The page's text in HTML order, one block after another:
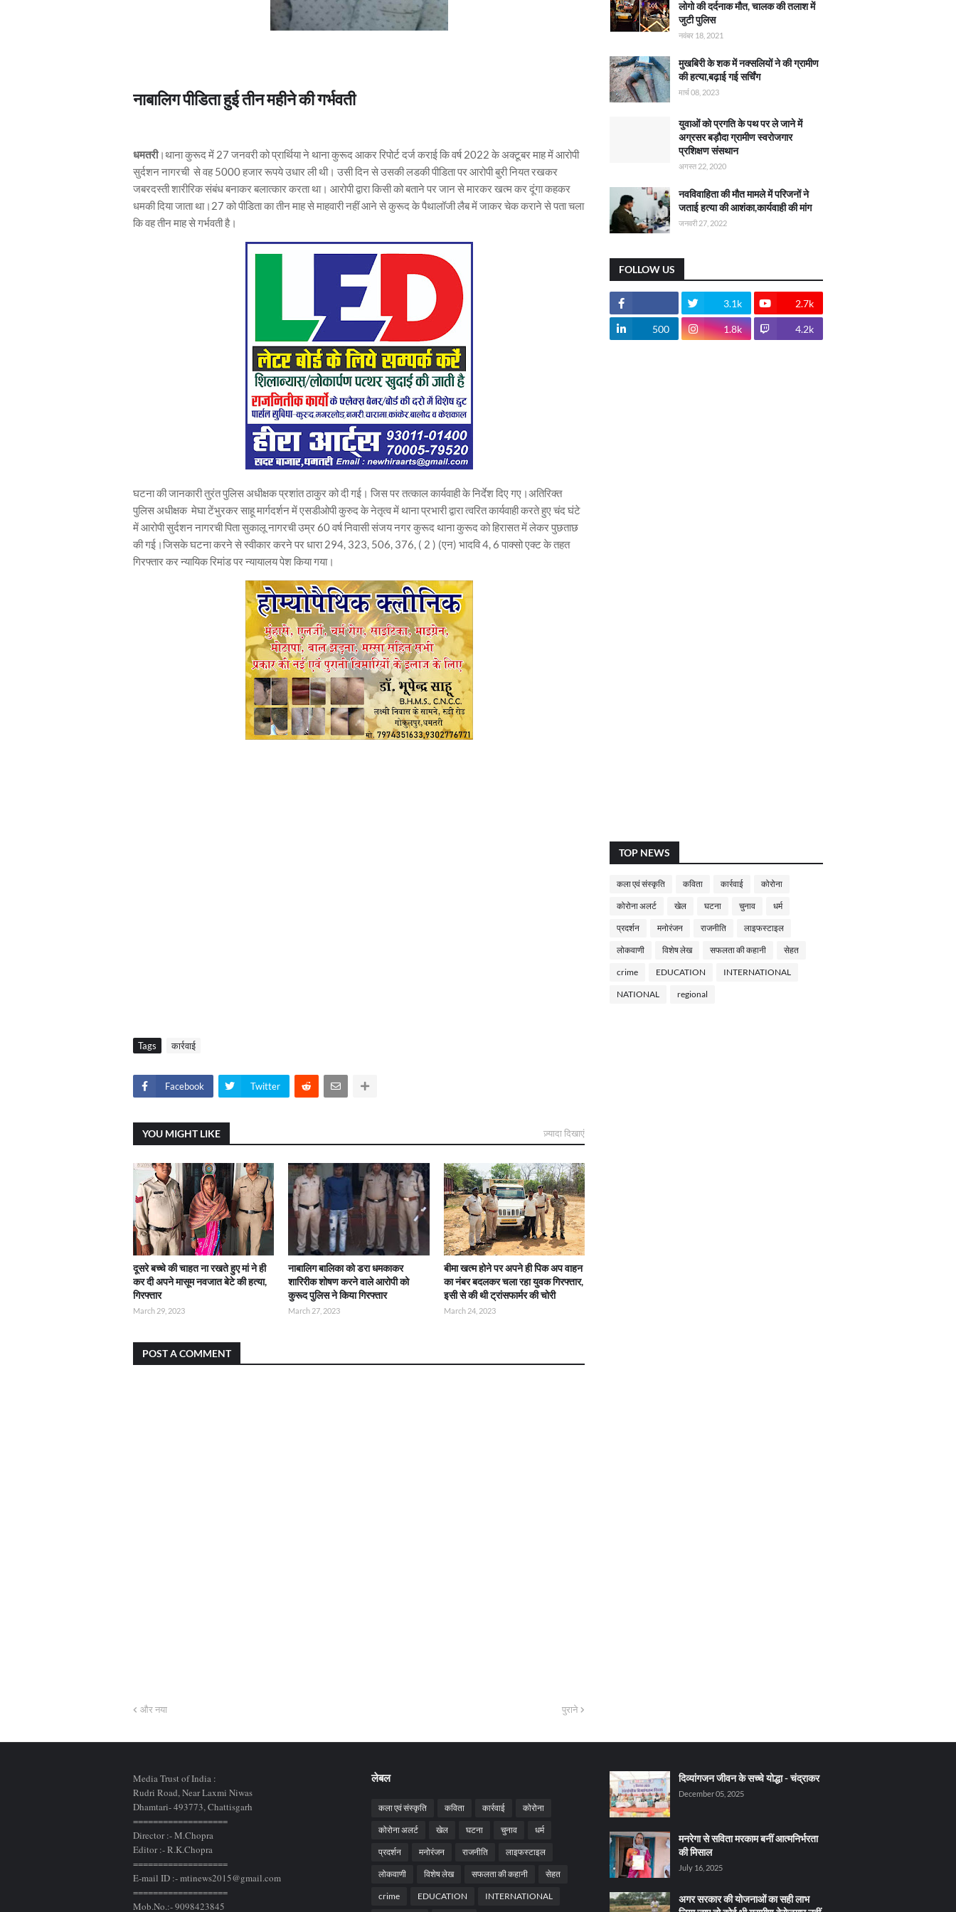
नाबालिग पीडिता हुई तीन महीने की गर्भवती
धमतरी।थाना कुरूद में 27 जनवरी को प्रार्थिया ने थाना कुरूद आकर रिपोर्ट दर्ज कराई कि वर्ष 2022 के अक्टूबर माह में आरोपी
सुर्दशन नागरची से वह 5000 हजार रूपये उधार ली थी। उसी दिन से उसकी लडकी पीडिता पर आरोपी बुरी नियत रखकर
जबरदस्ती शारीरिक संबंध बनाकर बलात्कार करता था। आरोपी द्वारा किसी को बताने पर जान से मारकर खत्म कर दूंगा कहकर
धमकी दिया जाता था।27 को पीडिता का तीन माह से माहवारी नहीं आने से कुरूद के पैथालॉजी लैब में जाकर चेक कराने से पता चला
कि वह तीन माह से गर्भवती है।
घटना की जानकारी तुरंत पुलिस अधीक्षक प्रशांत ठाकुर को दी गई। जिस पर तत्काल कार्यवाही के निर्देश दिए गए।अतिरिक्त
पुलिस अधीक्षक मेघा टेंभुरकर साहू मार्गदर्शन में एसडीओपी कुरुद के नेतृत्व में थाना प्रभारी द्वारा त्वरित कार्यवाही करते हुए चंद घंटे
में आरोपी सुर्दशन नागरची पिता सुकालू नागरची उम्र 60 वर्ष निवासी संजय नगर कुरूद थाना कुरूद को हिरासत में लेकर पुछताछ
की गई।जिसके घटना करने से स्वीकार करने पर धारा 294, 323, 506, 376, ( 2 ) (एन) भादवि 4, 6 पाक्सो एक्ट के तहत
गिरफ्तार कर न्यायिक रिमांड पर न्यायालय पेश किया गया।
Tags कार्रवाई
Facebook Twitter
YOU MIGHT LIKE ज़्यादा दिखाएं
दूसरे बच्चे की चाहत ना रखते हुए मां ने ही
कर दी अपने मासूम नवजात बेटे की हत्या,
गिरफ्तार
March 29, 2023
नाबालिग बालिका को डरा धमकाकर
शारिरीक शोषण करने वाले आरोपी को
कुरूद पुलिस ने किया गिरफ्तार
March 27, 2023
बीमा खत्म होने पर अपने ही पिक अप वाहन
का नंबर बदलकर चला रहा युवक गिरफ्तार,
इसी से की थी ट्रांसफार्मर की चोरी
March 24, 2023
POST A COMMENT
और नया पुराने
लोगो की दर्दनाक मौत, चालक की तलाश में
जुटी पुलिस
नवंबर 18, 2021
मुखबिरी के शक में नक्सलियों ने की ग्रामीण
की हत्या,बढ़ाई गई सर्चिंग
मार्च 08, 2023
युवाओं को प्रगति के पथ पर ले जाने में
अग्रसर बड़ौदा ग्रामीण स्वरोजगार
प्रशिक्षण संसथान
अगस्त 22, 2020
नवविवाहिता की मौत मामले में परिजनों ने
जताई हत्या की आशंका,कार्यवाही की मांग
जनवरी 27, 2022
FOLLOW US
3.1k 2.7k
500 1.8k 4.2k
TOP NEWS
कला एवं संस्कृति कविता कार्रवाई कोरोना
कोरोना अलर्ट खेल घटना चुनाव धर्म
प्रदर्शन मनोरंजन राजनीति लाइफस्टाइल
लोकवाणी विशेष लेख सफलता की कहानी सेहत
crime EDUCATION INTERNATIONAL
NATIONAL regional
Media Trust of India :
Rudri Road, Near Laxmi Niwas
Dhamtari- 493773,Chattisgarh
===================
Director :- M.Chopra
Editor :- R.K.Chopra
===================
E-mail ID :- mtinews2015@gmail.com
===================
Mob.No.:- 9098423845
लेबल
कला एवं संस्कृति कविता कार्रवाई कोरोना
कोरोना अलर्ट खेल घटना चुनाव धर्म
प्रदर्शन मनोरंजन राजनीति लाइफस्टाइल
लोकवाणी विशेष लेख सफलता की कहानी सेहत
crime EDUCATION INTERNATIONAL
दिव्यांगजन जीवन के सच्चे योद्धा - चंद्राकर
December 05, 2025
मनरेगा से सविता मरकाम बनीं आत्मनिर्भरता
की मिसाल
July 16, 2025
अगर सरकार की योजनाओं का सही लाभ